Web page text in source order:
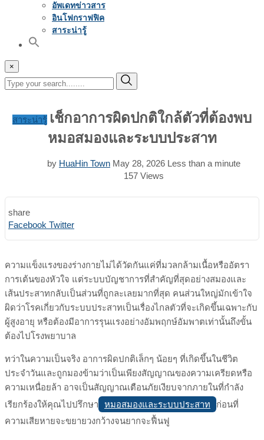
อัพเดทข่าวสาร
อินโฟกราฟฟิค
สาระน่ารู้
×
สาระน่ารู้ เช็กอาการผิดปกติใกล้ตัวที่ต้องพบ
หมอสมองและระบบประสาท
by HuaHin Town May 28, 2026 Less than a minute
157 Views
share
Facebook TwitterPrint
Share
ความแข็งแรงของร่างกายไม่ได้วัดกันแค่ที่มวลกล้ามเนื้อหรืออัตรา
การเต้นของหัวใจ แต่ระบบบัญชาการที่สำคัญที่สุดอย่างสมองและ
เส้นประสาทกลับเป็นส่วนที่ถูกละเลยมากที่สุด คนส่วนใหญ่มักเข้าใจ
ผิดว่าโรคเกี่ยวกับระบบประสาทเป็นเรื่องไกลตัวที่จะเกิดขึ้นเฉพาะกับ
ผู้สูงอายุ หรือต้องมีอาการรุนแรงอย่างอัมพฤกษ์อัมพาตเท่านั้นถึงขั้น
ต้องไปโรงพยาบาล
ทว่าในความเป็นจริง อาการผิดปกติเล็กๆ น้อยๆ ที่เกิดขึ้นในชีวิต
ประจำวันและถูกมองข้ามว่าเป็นเพียงสัญญาณของความเครียดหรือ
ความเหนื่อยล้า อาจเป็นสัญญาณเตือนภัยเงียบจากภายในที่กำลัง
เรียกร้องให้คุณไปปรึกษา
หมอสมองและระบบประสาท
ก่อนที่
ความเสียหายจะขยายวงกว้างจนยากจะฟื้นฟู